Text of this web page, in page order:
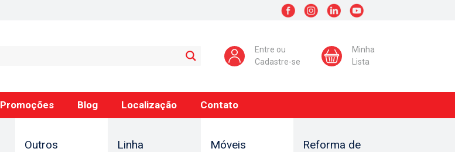
Entre ou
Cadastre-se
Minha
Lista
Promoções Blog Localização Contato
Outros
Linha
Móveis
Reforma de